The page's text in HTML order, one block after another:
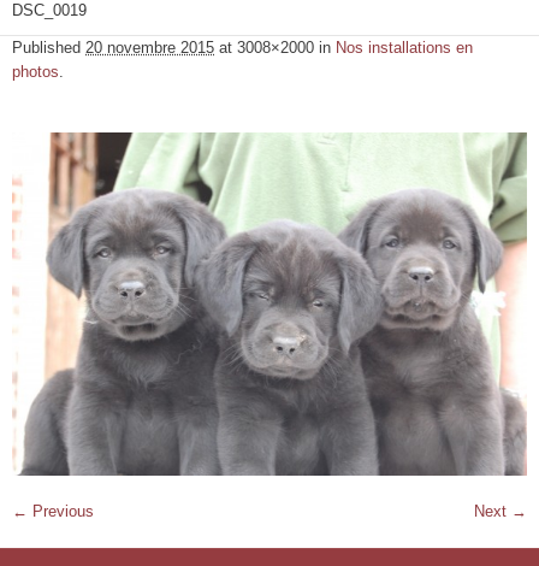
DSC_0019
Published 20 novembre 2015 at 3008×2000 in Nos installations en
photos.
← Previous Next →